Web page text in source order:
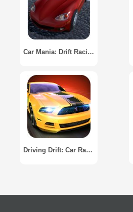
Car Mania: Drift Racing
Driving Drift: Car Racing Game